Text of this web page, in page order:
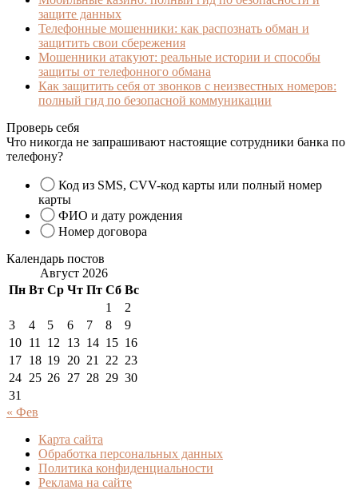
защите данных
Телефонные мошенники: как распознать обман и
защитить свои сбережения
Мошенники атакуют: реальные истории и способы
защиты от телефонного обмана
Как защитить себя от звонков с неизвестных номеров:
полный гид по безопасной коммуникации
Проверь себя
Что никогда не запрашивают настоящие сотрудники банка по
телефону?
Код из SMS, CVV-код карты или полный номер
карты
ФИО и дату рождения
Номер договора
Календарь постов
Август 2026
Пн Вт Ср Чт Пт Сб Вс
1
2
3
4 5 6 7 8
9
10 11 12 13 14 15 16
17 18 19 20 21 22 23
24 25 26 27 28 29 30
31
« Фев
Карта сайта
Обработка персональных данных
Политика конфиденциальности
Реклама на сайте